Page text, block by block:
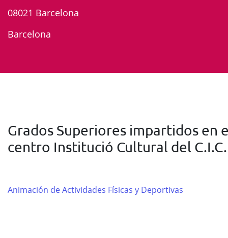
08021 Barcelona
Barcelona
Grados Superiores impartidos en
centro Institució Cultural del C.I.C.
Animación de Actividades Físicas y Deportivas